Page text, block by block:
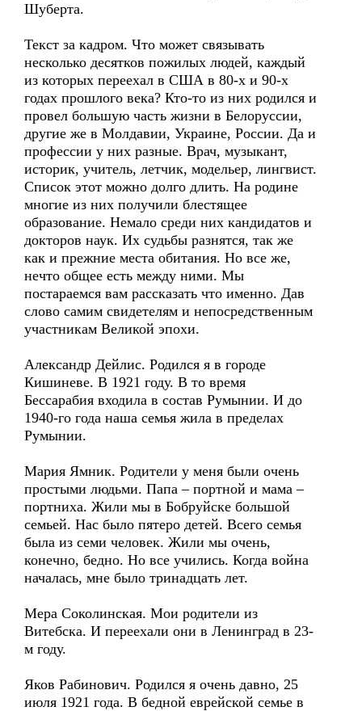
Шуберта.
Текст за кадром. Что может связывать
несколько десятков пожилых людей, каждый
из которых переехал в США в 80-х и 90-х
годах прошлого века? Кто-то из них родился и
провел большую часть жизни в Белоруссии,
другие же в Молдавии, Украине, России. Да и
профессии у них разные. Врач, музыкант,
историк, учитель, летчик, модельер, лингвист.
Список этот можно долго длить. На родине
многие из них получили блестящее
образование. Немало среди них кандидатов и
докторов наук. Их судьбы разнятся, так же
как и прежние места обитания. Но все же,
нечто общее есть между ними. Мы
постараемся вам рассказать что именно. Дав
слово самим свидетелям и непосредственным
участникам Великой эпохи.
Александр Дейлис. Родился я в городе
Кишиневе. В 1921 году. В то время
Бессарабия входила в состав Румынии. И до
1940-го года наша семья жила в пределах
Румынии.
Мария Ямник. Родители у меня были очень
простыми людьми. Папа – портной и мама –
портниха. Жили мы в Бобруйске большой
семьей. Нас было пятеро детей. Всего семья
была из семи человек. Жили мы очень,
конечно, бедно. Но все учились. Когда война
началась, мне было тринадцать лет.
Мера Соколинская. Мои родители из
Витебска. И переехали они в Ленинград в 23-
м году.
Яков Рабинович. Родился я очень давно, 25
июля 1921 года. В бедной еврейской семье в